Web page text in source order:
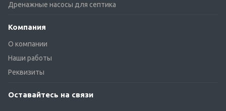
Дренажные насосы для септика
Компания
О компании
Наши работы
Реквизиты
Оставайтесь на связи